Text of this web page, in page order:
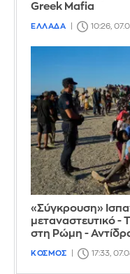
Greek Mafia
ΕΛΛΑΔΑ 10:26,
«Σύγκρουση»
μεταναστευτικό -
στη Ρώμη -
ΚΟΣΜΟΣ 17:33,